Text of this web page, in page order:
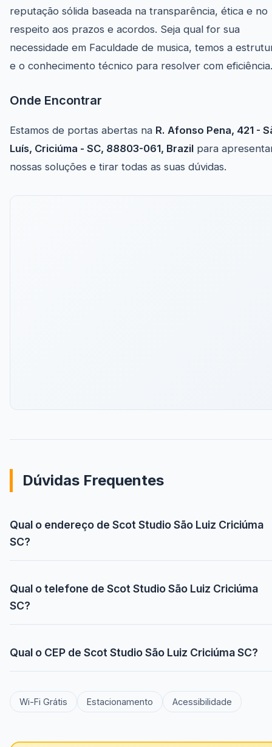
reputação sólida baseada na transparência, ética e no
respeito aos prazos e acordos. Seja qual for sua
necessidade em Faculdade de musica, temos a
e o conhecimento técnico para resolver com eficiência.
Onde Encontrar
Estamos de portas abertas na R. Afonso Pena, 421 -
Luís, Criciúma - SC, 88803-061, Brazil para
nossas soluções e tirar todas as suas dúvidas.
Dúvidas Frequentes
Qual o endereço de Scot Studio São Luiz Criciúma
SC?
Qual o telefone de Scot Studio São Luiz Criciúma
SC?
Qual o CEP de Scot Studio São Luiz Criciúma SC?
Wi-Fi Grátis Estacionamento Acessibilidade